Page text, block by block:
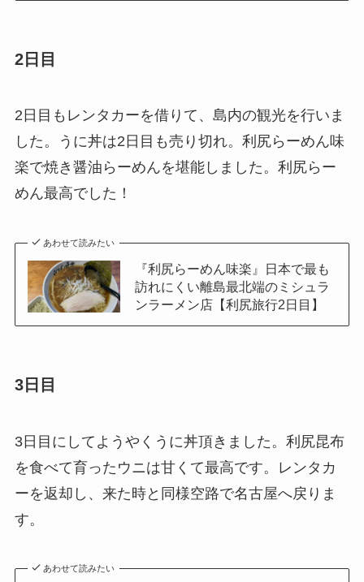
2日目
2日目もレンタカーを借りて、島内の観光を行いま
した。うに丼は2日目も売り切れ。利尻らーめん味
楽で焼き醤油らーめんを堪能しました。利尻らー
めん最高でした！
あわせて読みたい
『利尻らーめん味楽』日本で最も
訪れにくい離島最北端のミシュラ
ンラーメン店【利尻旅行2日目】
3日目
3日目にしてようやくうに丼頂きました。利尻昆布
を食べて育ったウニは甘くて最高です。レンタカ
ーを返却し、来た時と同様空路で名古屋へ戻りま
す。
あわせて読みたい